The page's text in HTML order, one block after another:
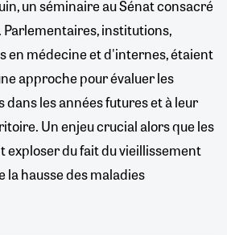
un séminaire au Sénat consacré
institutions,
en médecine et d'internes, étaient
approche pour évaluer les
dans les années futures et à leur
Un enjeu crucial alors que les
exploser du fait du vieillissement
la hausse des maladies